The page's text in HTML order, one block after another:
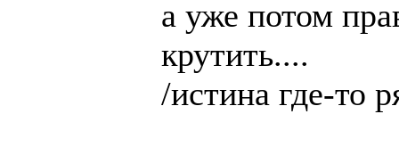
а уже потом
крутить....
/истина где-то